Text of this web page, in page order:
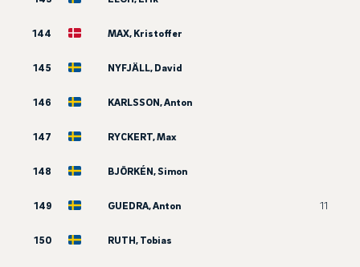
144 MAX, Kristoffer
145 NYFJÄLL, David
146 KARLSSON, Anton
147 RYCKERT, Max
148 BJÖRKÉN, Simon
149 GUEDRA, Anton 11
150 RUTH, Tobias